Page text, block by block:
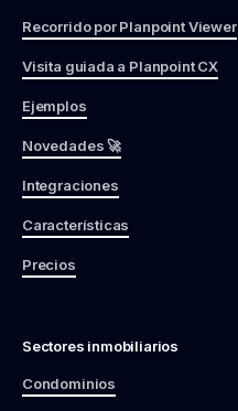
Recorrido por Planpoint Viewer
Visita guiada a Planpoint CX
Ejemplos
Novedades 🚀
Integraciones
Características
Precios
Sectores inmobiliarios
Condominios